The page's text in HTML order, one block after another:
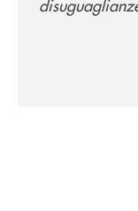
valori e